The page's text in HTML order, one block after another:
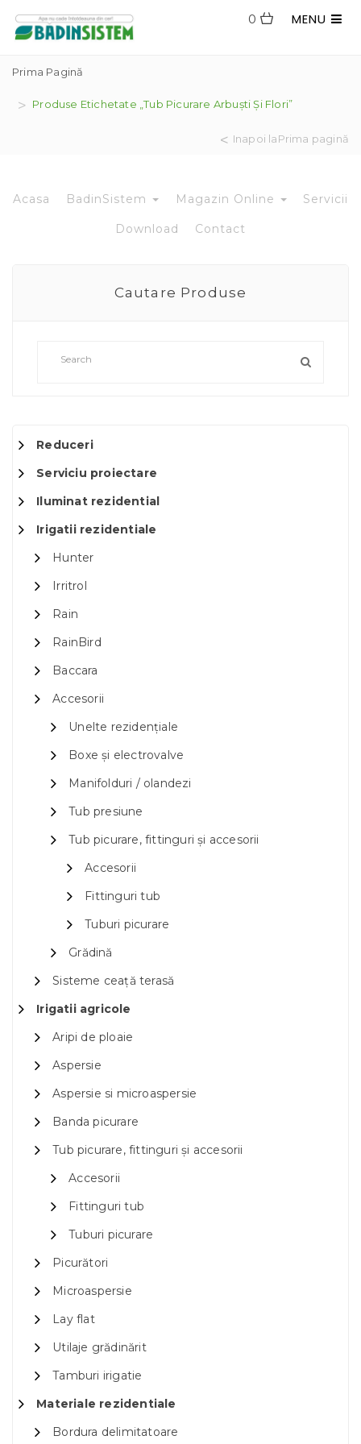
MENU
0
Prima Pagină
Produse Etichetate „Tub Picurare Arbuști Și Flori”
Inapoi laPrima pagină
Acasa BadinSistem Magazin Online Servicii
Download Contact
Cautare Produse
Reduceri
Serviciu proiectare
Iluminat rezidential
Irigatii rezidentiale
Hunter
Irritrol
Rain
RainBird
Baccara
Accesorii
Unelte rezidențiale
Boxe și electrovalve
Manifolduri / olandezi
Tub presiune
Tub picurare, fittinguri și accesorii
Accesorii
Fittinguri tub
Tuburi picurare
Grădină
Sisteme ceață terasă
Irigatii agricole
Aripi de ploaie
Aspersie
Aspersie si microaspersie
Banda picurare
Tub picurare, fittinguri și accesorii
Accesorii
Fittinguri tub
Tuburi picurare
Picurători
Microaspersie
Lay flat
Utilaje grădinărit
Tamburi irigatie
Materiale rezidentiale
Bordura delimitatoare